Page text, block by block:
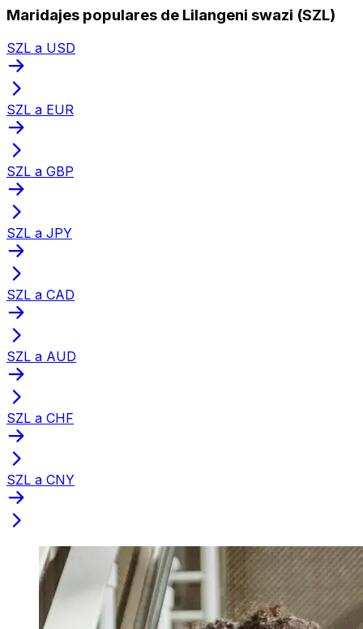
Maridajes populares de Lilangeni swazi (SZL)
SZL a USD
SZL a EUR
SZL a GBP
SZL a JPY
SZL a CAD
SZL a AUD
SZL a CHF
SZL a CNY